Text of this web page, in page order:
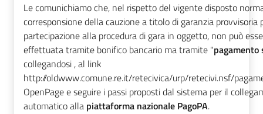
Le comunichiamo che, nel rispetto del vigente disposto
corresponsione della cauzione a titolo di garanzia provvisoria
partecipazione alla procedura di gara in oggetto, non può
effettuata tramite bonifico bancario ma tramite "pagamento
collegandosi , al link
http://oldwww.comune.re.it/retecivica/urp/retecivi.nsf/
OpenPage e seguire i passi proposti dal sistema per il
automatico alla piattaforma nazionale PagoPA.